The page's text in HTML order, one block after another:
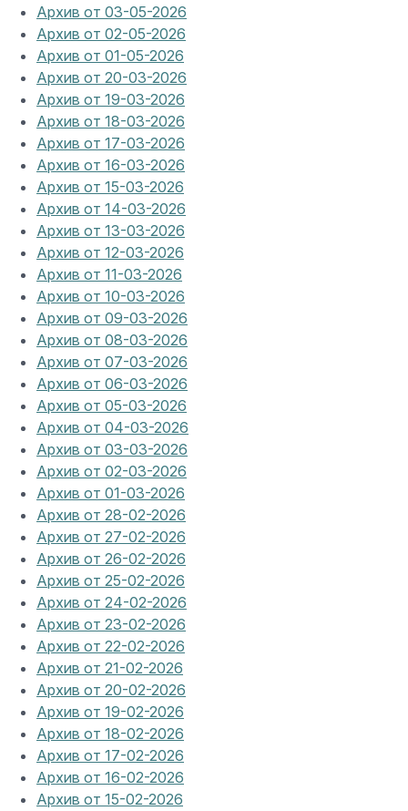
Архив от 03-05-2026
Архив от 02-05-2026
Архив от 01-05-2026
Архив от 20-03-2026
Архив от 19-03-2026
Архив от 18-03-2026
Архив от 17-03-2026
Архив от 16-03-2026
Архив от 15-03-2026
Архив от 14-03-2026
Архив от 13-03-2026
Архив от 12-03-2026
Архив от 11-03-2026
Архив от 10-03-2026
Архив от 09-03-2026
Архив от 08-03-2026
Архив от 07-03-2026
Архив от 06-03-2026
Архив от 05-03-2026
Архив от 04-03-2026
Архив от 03-03-2026
Архив от 02-03-2026
Архив от 01-03-2026
Архив от 28-02-2026
Архив от 27-02-2026
Архив от 26-02-2026
Архив от 25-02-2026
Архив от 24-02-2026
Архив от 23-02-2026
Архив от 22-02-2026
Архив от 21-02-2026
Архив от 20-02-2026
Архив от 19-02-2026
Архив от 18-02-2026
Архив от 17-02-2026
Архив от 16-02-2026
Архив от 15-02-2026